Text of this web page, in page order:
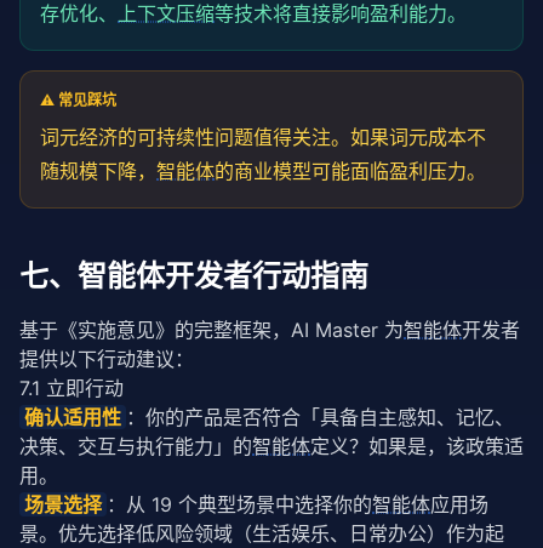
存优化、 上下文压缩等技术将直接影响盈利能力。
⚠️ 常见踩坑
词元经济的可持续性问题值得关注。如果词元成本不
随规模下降， 智能体的商业模型可能面临盈利压力。
七、智能体开发者行动指南
基于《实施意见》的完整框架，AI Master 为智能体开发者
提供以下行动建议：
7.1 立即行动
确认适用性 ：你的产品是否符合「具备自主感知、记忆、
决策、交互与执行能力」的智能体定义？如果是，该政策适
用。
场景选择 ：从 19 个典型场景中选择你的智能体应用场
景。优先选择低风险领域（生活娱乐、日常办公）作为起